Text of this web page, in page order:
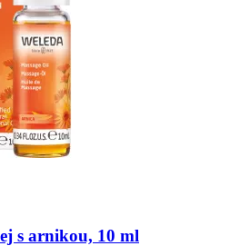
s arnikou, 10 ml